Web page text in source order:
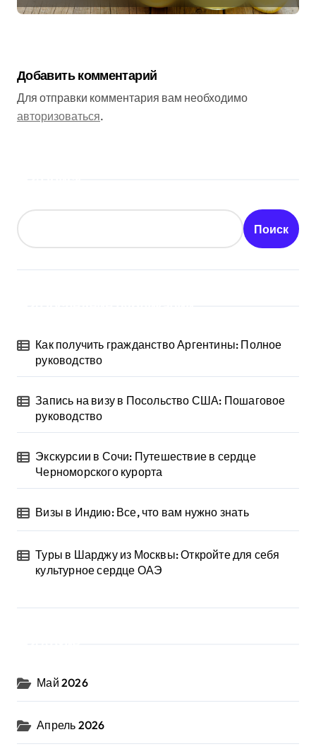
Добавить комментарий
Для отправки комментария вам необходимо
авторизоваться.
Поиск
Как получить гражданство Аргентины: Полное
руководство
Запись на визу в Посольство США: Пошаговое
руководство
Экскурсии в Сочи: Путешествие в сердце
Черноморского курорта
Визы в Индию: Все, что вам нужно знать
Туры в Шарджу из Москвы: Откройте для себя
культурное сердце ОАЭ
Май 2026
Апрель 2026